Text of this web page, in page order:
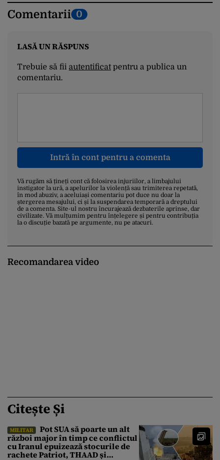
Comentarii 0
LASĂ UN RĂSPUNS
Trebuie să fii autentificatpentru a publica un
comentariu.
Intră în cont pentru a comenta
Vă rugăm să țineți cont că folosirea injuriilor, a limbajului
instigator la ură, a apelurilor la violență sau trimiterea repetată,
în mod abuziv, a aceluiași comentariu pot duce nu doar la
ștergerea mesajului, ci și la suspendarea temporară a dreptului
de a comenta. Site-ul nostru încurajează dezbaterile aprinse, dar
civilizate. Vă mulțumim pentru înțelegere și pentru contribuția
la o discuție bazată pe argumente, nu pe atacuri.
Recomandarea video
Citește Și
MILITAR
Pot SUA să poarte un alt
război major în timp ce conflictul
cu Iranul epuizează stocurile de
rachete Patriot, THAAD și